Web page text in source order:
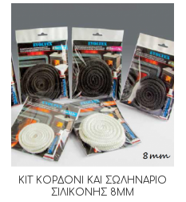
ΚΙΤ ΚΟΡΔΟΝΙ ΚΑΙ ΣΩΛΗΝΑΡΙΟ
ΣΙΛΙΚΟΝΗΣ 8MM